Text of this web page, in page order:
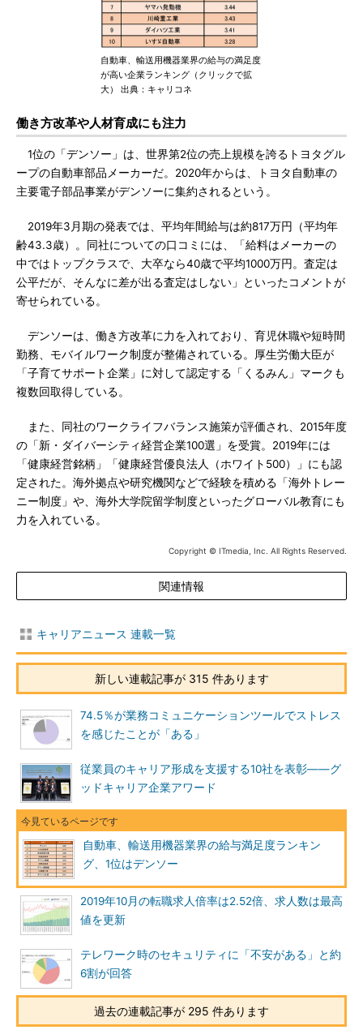
自動車、輸送用機器業界の給与の満足度
が高い企業ランキング（クリックで拡
大） 出典：キャリコネ
働き方改革や人材育成にも注力
1位の「デンソー」は、世界第2位の売上規模を誇るトヨタグル
ープの自動車部品メーカーだ。2020年からは、トヨタ自動車の
主要電子部品事業がデンソーに集約されるという。
2019年3月期の発表では、平均年間給与は約817万円（平均年
齢43.3歳）。同社についての口コミには、「給料はメーカーの
中ではトップクラスで、大卒なら40歳で平均1000万円。査定は
公平だが、そんなに差が出る査定はしない」といったコメントが
寄せられている。
デンソーは、働き方改革に力を入れており、育児休職や短時間
勤務、モバイルワーク制度が整備されている。厚生労働大臣が
「子育てサポート企業」に対して認定する「くるみん」マークも
複数回取得している。
また、同社のワークライフバランス施策が評価され、2015年度
の「新・ダイバーシティ経営企業100選」を受賞。2019年には
「健康経営銘柄」「健康経営優良法人（ホワイト500）」にも認
定された。海外拠点や研究機関などで経験を積める「海外トレー
ニー制度」や、海外大学院留学制度といったグローバル教育にも
力を入れている。
Copyright © ITmedia, Inc. All Rights Reserved.
関連情報
キャリアニュース 連載一覧
新しい連載記事が 315 件あります
74.5％が業務コミュニケーションツールでストレス
を感じたことが「ある」
従業員のキャリア形成を支援する10社を表彰――グ
ッドキャリア企業アワード
自動車、輸送用機器業界の給与満足度ランキン
グ、1位はデンソー
2019年10月の転職求人倍率は2.52倍、求人数は最高
値を更新
テレワーク時のセキュリティに「不安がある」と約
6割が回答
過去の連載記事が 295 件あります